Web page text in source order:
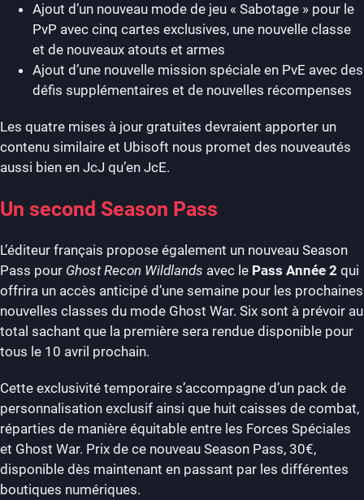
Ajout d’un nouveau mode de jeu « Sabotage » pour le
PvP avec cinq cartes exclusives, une nouvelle classe
et de nouveaux atouts et armes
Ajout d’une nouvelle mission spéciale en PvE avec des
défis supplémentaires et de nouvelles récompenses
Les quatre mises à jour gratuites devraient apporter un
contenu similaire et Ubisoft nous promet des nouveautés
aussi bien en JcJ qu’en JcE.
Un second Season Pass
L’éditeur français propose également un nouveau Season
Pass pour Ghost Recon Wildlands avec le Pass Année 2 qui
offrira un accès anticipé d’une semaine pour les prochaines
nouvelles classes du mode Ghost War. Six sont à prévoir au
total sachant que la première sera rendue disponible pour
tous le 10 avril prochain.
Cette exclusivité temporaire s’accompagne d’un pack de
personnalisation exclusif ainsi que huit caisses de combat,
réparties de manière équitable entre les Forces Spéciales
et Ghost War. Prix de ce nouveau Season Pass, 30€,
disponible dès maintenant en passant par les différentes
boutiques numériques.